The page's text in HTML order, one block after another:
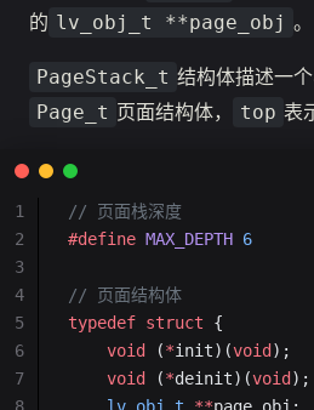
的 lv_obj_t **page_obj 。
PageStack_t 结构体描述一
Page_t 页面结构体， top 表
// 页面栈深度
#define MAX_DEPTH 6
// 页面结构体
typedef struct {
    void
(*init)(void );
    void
(*deinit)(void );
    lv_obj_t
**page_obj;
1
2
3
4
5
6
7
8